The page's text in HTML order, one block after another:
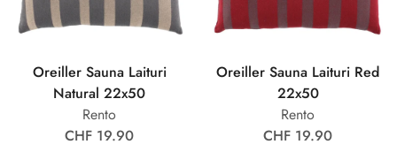
Oreiller Sauna Laituri
Natural 22x50
Rento
CHF 19.90
Oreiller Sauna Laituri Red
22x50
Rento
CHF 19.90